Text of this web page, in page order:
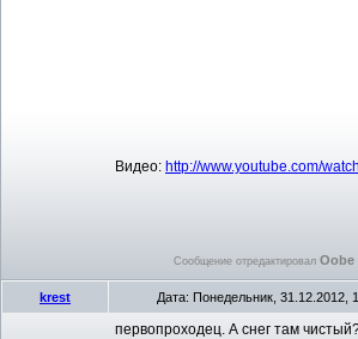
Видео: http://www.youtube.com/
Сообщение отредактировал Oobe
krest Дата: Понедельник, 31.12.2012,
первопроходец. А снег там